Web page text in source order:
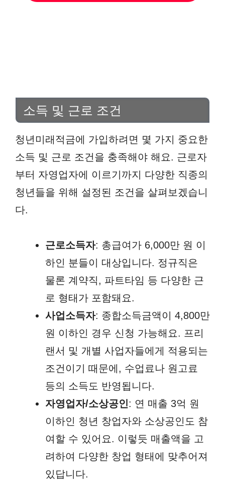
소득 및 근로 조건
청년미래적금에 가입하려면 몇 가지 중요한
소득 및 근로 조건을 충족해야 해요. 근로자
부터 자영업자에 이르기까지 다양한 직종의
청년들을 위해 설정된 조건을 살펴보겠습니
다.
근로소득자: 총급여가 6,000만 원 이
하인 분들이 대상입니다. 정규직은
물론 계약직, 파트타임 등 다양한 근
로 형태가 포함돼요.
사업소득자: 종합소득금액이 4,800만
원 이하인 경우 신청 가능해요. 프리
랜서 및 개별 사업자들에게 적용되는
조건이기 때문에, 수업료나 원고료
등의 소득도 반영됩니다.
자영업자/소상공인: 연 매출 3억 원
이하인 청년 창업자와 소상공인도 참
여할 수 있어요. 이렇듯 매출액을 고
려하여 다양한 창업 형태에 맞추어져
있답니다.